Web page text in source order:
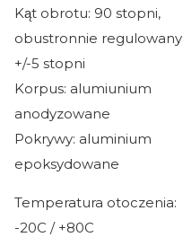
Kąt obrotu: 90 stopni,
obustronnie regulowany
+/-5 stopni
Korpus: alumiunium
anodyzowane
Pokrywy: aluminium
epoksydowane
Temperatura otoczenia:
-20C / +80C